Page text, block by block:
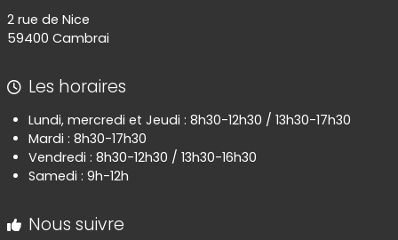
2 rue de Nice
59400 Cambrai
Les horaires
Lundi, mercredi et Jeudi : 8h30-12h30 / 13h30-17h30
Mardi : 8h30-17h30
Vendredi : 8h30-12h30 / 13h30-16h30
Samedi : 9h-12h
Nous suivre